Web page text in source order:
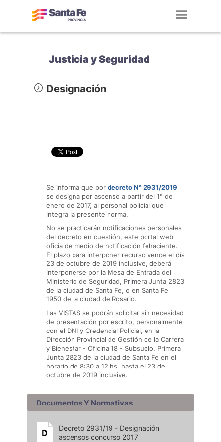
Justicia y Seguridad
Designación
Se informa que por decreto N° 2931/2019
se designa por ascenso a partir del 1° de
enero de 2017, al personal policial que
integra la presente norma.
No se practicarán notificaciones personales
del decreto en cuestión, este portal web
oficia de medio de notificación fehaciente.
El plazo para interponer recurso vence el día
23 de octubre de 2019 inclusive, deberá
interponerse por la Mesa de Entrada del
Ministerio de Seguridad, Primera Junta 2823
de la ciudad de Santa Fe, o en Santa Fe
1950 de la ciudad de Rosario.
Las VISTAS se podrán solicitar sin necesidad
de presentación por escrito, personalmente
con el DNI y Credencial Policial, en la
Dirección Provincial de Gestión de la Carrera
y Bienestar - Oficina 18 - Subsuelo, Primera
Junta 2823 de la ciudad de Santa Fe en el
horario de 8:30 a 12 hs. hasta el 23 de
octubre de 2019 inclusive.
Documentos Y Normativas
Decreto 2931/19 - Designación
ascensos concurso 2017